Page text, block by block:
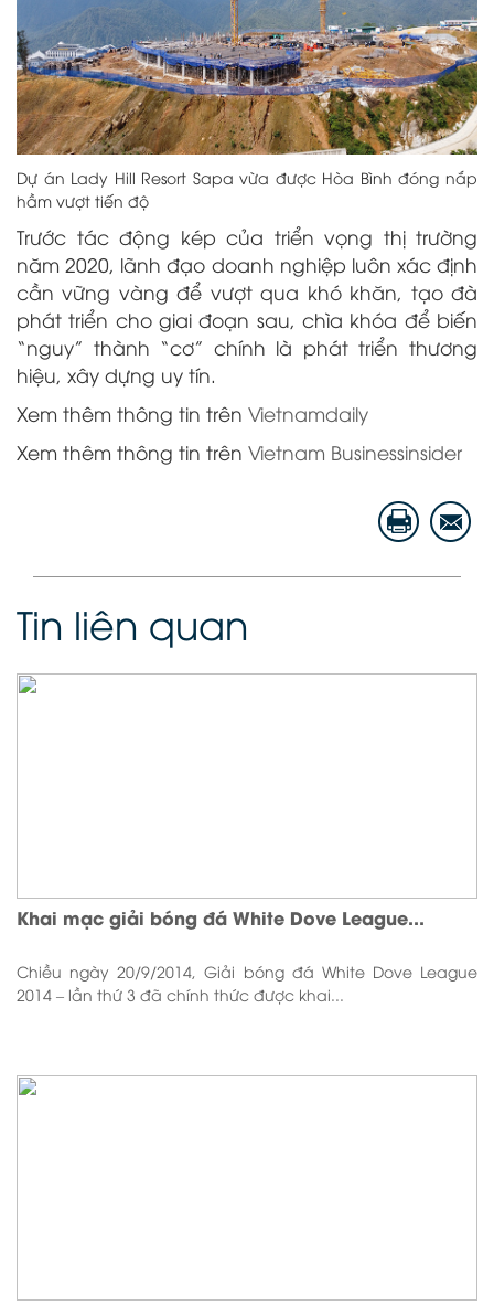
Dự án Lady Hill Resort Sapa vừa được Hòa Bình đóng nắp
hầm vượt tiến độ
Trước tác động kép của triển vọng thị trường
năm 2020, lãnh đạo doanh nghiệp luôn xác định
cần vững vàng để vượt qua khó khăn, tạo đà
phát triển cho giai đoạn sau, chìa khóa để biến
“nguy” thành “cơ” chính là phát triển thương
hiệu, xây dựng uy tín.
Xem thêm thông tin trên Vietnamdaily
Xem thêm thông tin trên Vietnam Businessinsider
Tin liên quan
Khai mạc giải bóng đá White Dove League...
Chiều ngày 20/9/2014, Giải bóng đá White Dove League
2014 – lần thứ 3 đã chính thức được khai...